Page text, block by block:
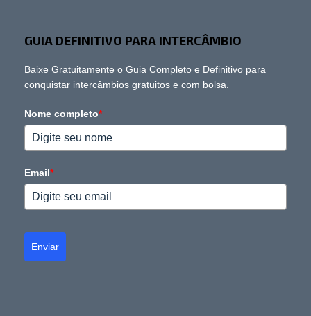
GUIA DEFINITIVO PARA INTERCÂMBIO
Baixe Gratuitamente o Guia Completo e Definitivo para
conquistar intercâmbios gratuitos e com bolsa.
Nome completo*
Email*
Enviar